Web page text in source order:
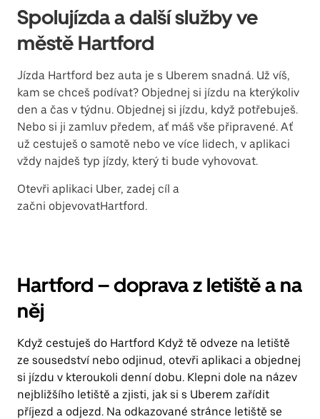
Spolujízda a další služby ve
městě Hartford
Jízda Hartford bez auta je s Uberem snadná. Už víš,
kam se chceš podívat? Objednej si jízdu na kterýkoliv
den a čas v týdnu. Objednej si jízdu, když potřebuješ.
Nebo si ji zamluv předem, ať máš vše připravené. Ať
už cestuješ o samotě nebo ve více lidech, v aplikaci
vždy najdeš typ jízdy, který ti bude vyhovovat.
Otevři aplikaci Uber, zadej cíl a
začni objevovatHartford.
Hartford – doprava z letiště a na
něj
Když cestuješ do Hartford Když tě odveze na letiště
ze sousedství nebo odjinud, otevři aplikaci a objednej
si jízdu v kteroukoli denní dobu. Klepni dole na název
nejbližšího letiště a zjisti, jak si s Uberem zařídit
příjezd a odjezd. Na odkazované stránce letiště se